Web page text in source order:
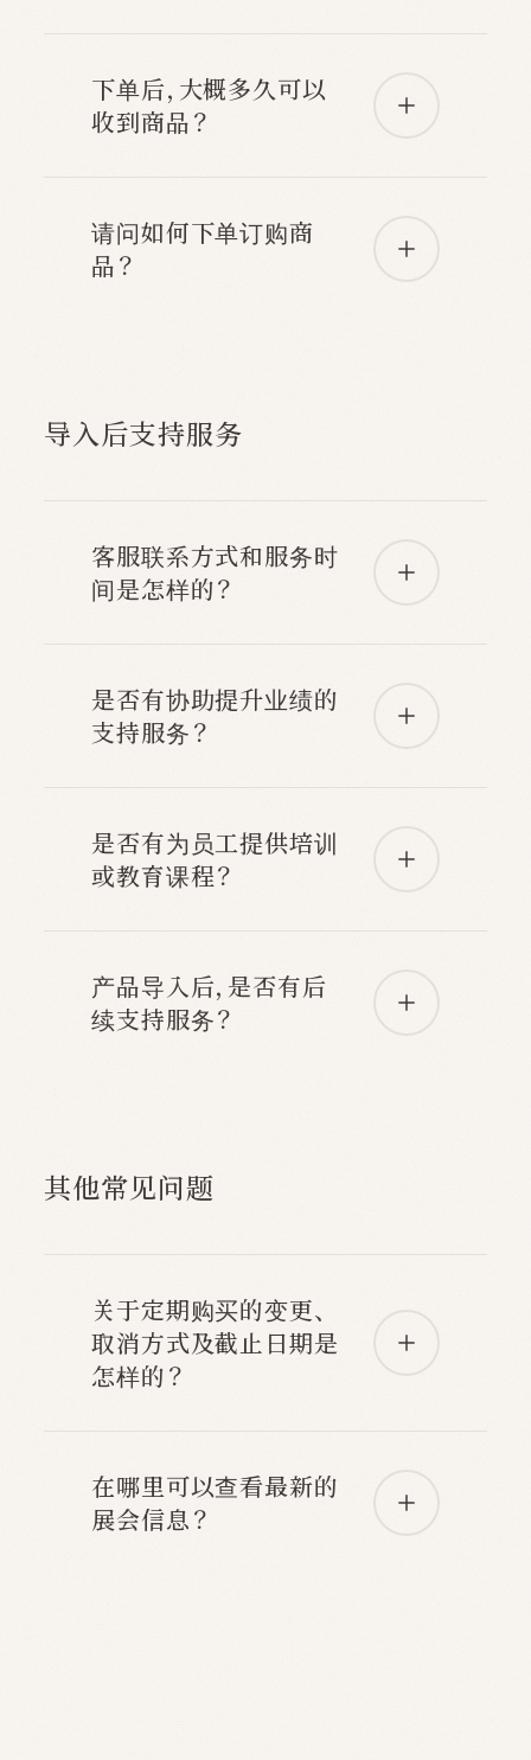
下单后，大概多久可以
收到商品？
请问如何下单订购商
品？
导入后支持服务
客服联系方式和服务时
间是怎样的？
是否有协助提升业绩的
支持服务？
是否有为员工提供培训
或教育课程？
产品导入后，是否有后
续支持服务？
其他常见问题
关于定期购买的变更、
取消方式及截止日期是
怎样的？
在哪里可以查看最新的
展会信息？